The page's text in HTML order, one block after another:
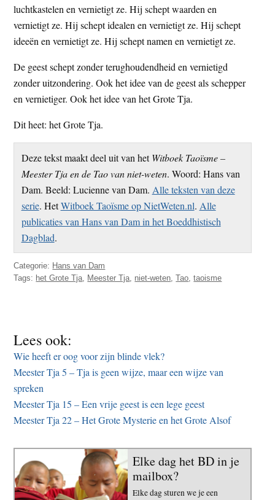
luchtkastelen en vernietigt ze. Hij schept waarden en
vernietigt ze. Hij schept idealen en vernietigt ze. Hij schept
ideeën en vernietigt ze. Hij schept namen en vernietigt ze.
De geest schept zonder terughoudendheid en vernietigd
zonder uitzondering. Ook het idee van de geest als schepper
en vernietiger. Ook het idee van het Grote Tja.
Dit heet: het Grote Tja.
Deze tekst maakt deel uit van hetWitboek Taoïsme –
Meester Tja en de Tao van niet-weten. Woord: Hans van
Dam. Beeld: Lucienne van Dam. Alle teksten van deze
serie. HetWitboek Taoïsme op NietWeten.nl. Alle
publicaties van Hans van Dam in het Boeddhistisch
Dagblad.
Categorie: Hans van Dam
Tags: het Grote Tja, Meester Tja, niet-weten,Tao,taoisme
Lees ook:
Wie heeft er oog voor zijn blinde vlek?
Meester Tja 5 – Tja is geen wijze, maar een wijze van
spreken
Meester Tja 15 – Een vrije geest is een lege geest
Meester Tja 22 – Het Grote Mysterie en het Grote Alsof
Elke dag het BD in je
mailbox?
Elke dag sturen we je een